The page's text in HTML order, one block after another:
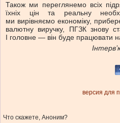
Також ми переглянемо всіх
їхніх цін та реальну
ми вирівняємо економіку,
валютну виручку, ПГЗК знову
І головне — він буде працювати
версия для
Что скажете, Аноним?